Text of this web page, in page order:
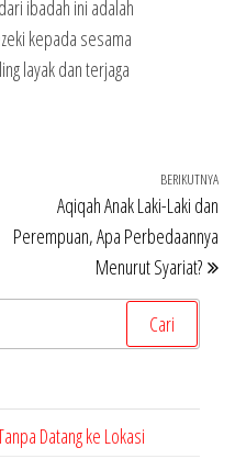
ibadah ini adalah
kepada sesama
layak dan terjaga
BERIKUTNYA
Aqiqah Anak Laki-Laki dan
Perempuan, Apa Perbedaannya
Menurut Syariat?
Datang ke Lokasi